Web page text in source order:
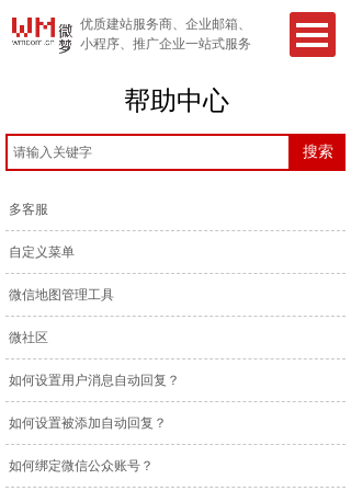
帮助中心
搜索
多客服
自定义菜单
微信地图管理工具
微社区
如何设置用户消息自动回复？
如何设置被添加自动回复？
如何绑定微信公众账号？
优质建站服务商、企业邮箱、
小程序、推广企业一站式服务